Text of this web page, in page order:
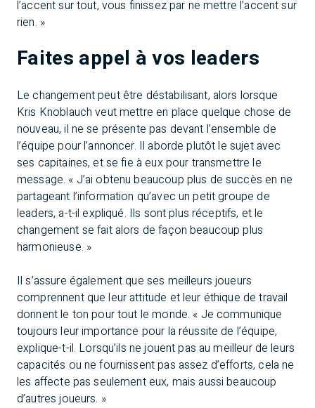
l’accent sur tout, vous finissez par ne mettre l’accent sur
rien. »
Faites appel à vos leaders
Le changement peut être déstabilisant, alors lorsque
Kris Knoblauch veut mettre en place quelque chose de
nouveau, il ne se présente pas devant l’ensemble de
l’équipe pour l’annoncer. Il aborde plutôt le sujet avec
ses capitaines, et se fie à eux pour transmettre le
message. « J’ai obtenu beaucoup plus de succès en ne
partageant l’information qu’avec un petit groupe de
leaders, a-t-il expliqué. Ils sont plus réceptifs, et le
changement se fait alors de façon beaucoup plus
harmonieuse. »
Il s’assure également que ses meilleurs joueurs
comprennent que leur attitude et leur éthique de travail
donnent le ton pour tout le monde. « Je communique
toujours leur importance pour la réussite de l’équipe,
explique-t-il. Lorsqu’ils ne jouent pas au meilleur de leurs
capacités ou ne fournissent pas assez d’efforts, cela ne
les affecte pas seulement eux, mais aussi beaucoup
d’autres joueurs. »